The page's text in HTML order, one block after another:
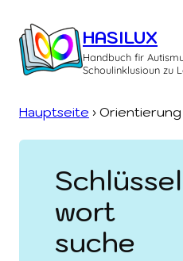
Inhalt
springen
HASILUX
Handbuch fir
Schoulinklusioun zu
Hauptseite ›Orientierung
Schlüssel
wort
suche